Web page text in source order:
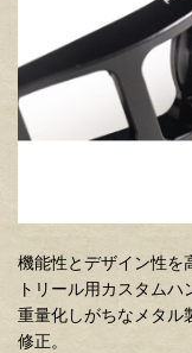
機能性とデザイン性を
トリール用カスタムハ
重量化しがちなメタル
修正。